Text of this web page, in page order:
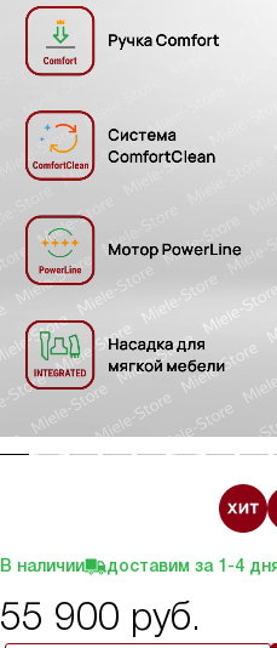
В наличии доставим за 1-4
55 900 руб.